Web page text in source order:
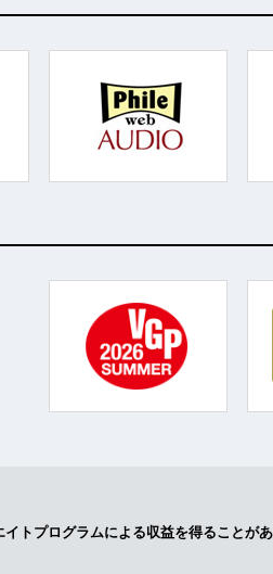
トプログラムによる収益を得ることが